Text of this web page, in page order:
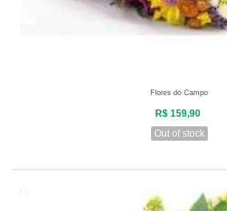
Flores do Campo
R$ 159,90
Out of stock